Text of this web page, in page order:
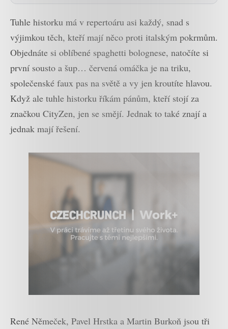
Tuhle historku má v repertoáru asi každý, snad s
výjimkou těch, kteří mají něco proti italským pokrmům.
Objednáte si oblíbené spaghetti bolognese, natočíte si
první sousto a šup… červená omáčka je na triku,
společenské faux pas na světě a vy jen kroutíte hlavou.
Když ale tuhle historku říkám pánům, kteří stojí za
značkou CityZen, jen se smějí. Jednak to také znají a
jednak mají řešení.
René Němeček, Pavel Hrstka a Martin Burkoň jsou tři